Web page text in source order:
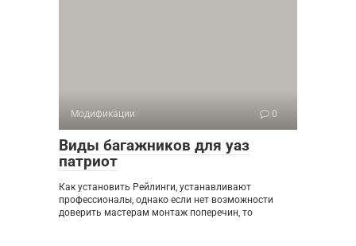
Модификации 0
Виды багажников для уаз
патриот
Как установить Рейлинги, устанавливают
профессионалы, однако если нет возможности
доверить мастерам монтаж поперечин, то